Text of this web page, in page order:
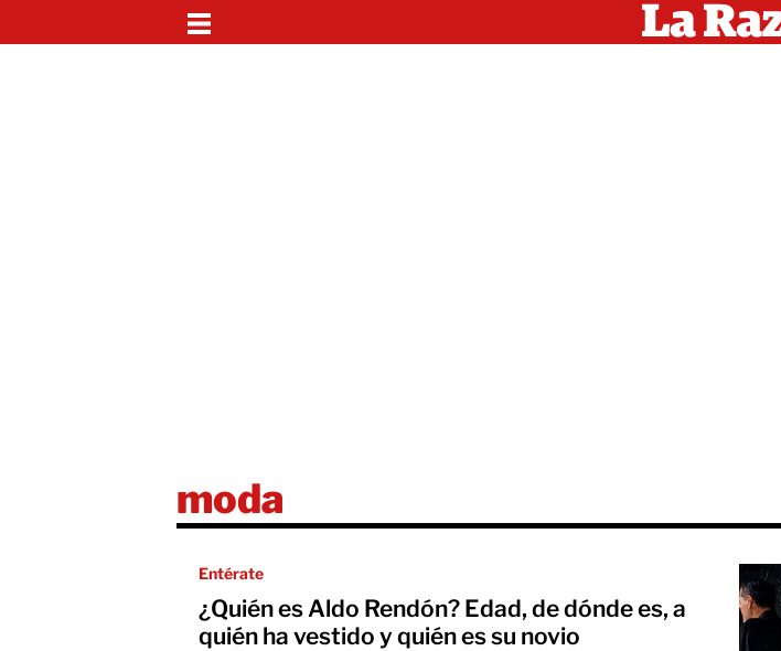
moda
Entérate
¿Quién es Aldo Rendón? Edad, de dónde es, a
quién ha vestido y quién es su novio